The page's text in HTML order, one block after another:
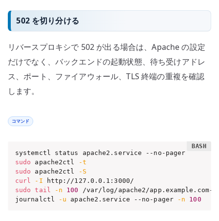
502 を切り分ける
リバースプロキシで 502 が出る場合は、Apache の設定
だけでなく、バックエンドの起動状態、待ち受けアドレ
ス、ポート、ファイアウォール、TLS 終端の重複を確認
します。
コマンド
sudo apache2ctl
-t
sudo apache2ctl
-S
curl
-I
sudo
tail -n 100
/var/log/apache2/app.example.com-
journalctl
-u apache2.service --no-pager -n 100